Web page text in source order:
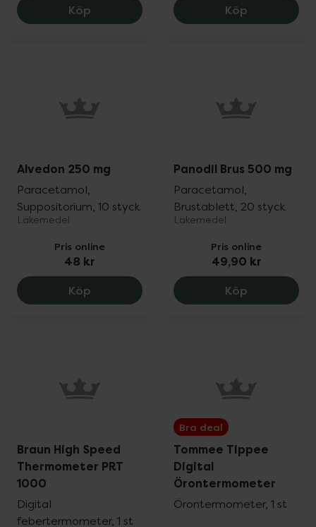
Köp Braun Thermoscan Linsskydd LF 40, 71
Köp Alvedon
Alvedon 250 mg
Paracetamol,
Suppositorium, 10 styck
Läkemedel
Pris online
48 kr
Köp Alvedon 250 mg, 48 kr.
Panodil Brus 500 mg
Paracetamol,
Brustablett, 20 styck
Läkemedel
Pris online
49,90 kr
Köp Panodil
Braun High Speed
Thermometer PRT
1000
Digital
febertermometer, 1 st
Bra deal
Tommee Tippee
Digital
Örontermometer
Örontermometer, 1 st